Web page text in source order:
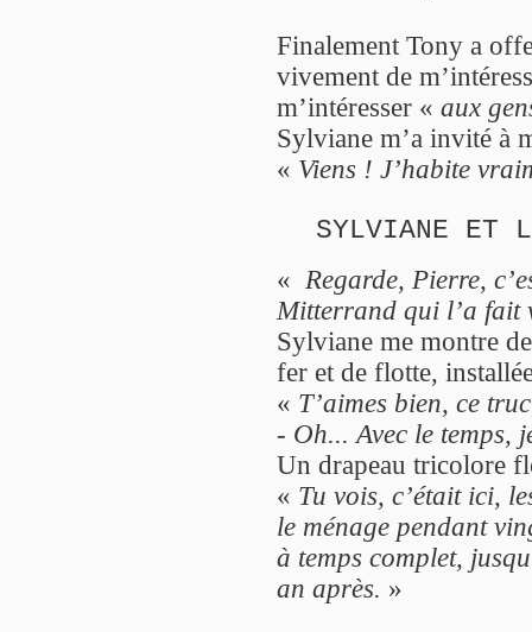
Finalement Tony a
vivement de
m’intéresser « aux
Sylviane m’a invité à
« Viens ! J’habite
SYLVIANE ET
« Regarde, Pierre,
Mitterrand qui l’a fait
Sylviane me montre
fer et de flotte,
« T’aimes bien, ce
- Oh... Avec le temps,
Un drapeau tricolore
« Tu vois, c’était ici,
le ménage pendant
à temps complet,
an après. »